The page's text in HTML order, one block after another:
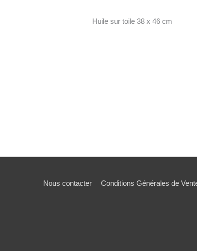
Huile sur toile 38 x 46 cm
Nous contacter Conditions Générales de